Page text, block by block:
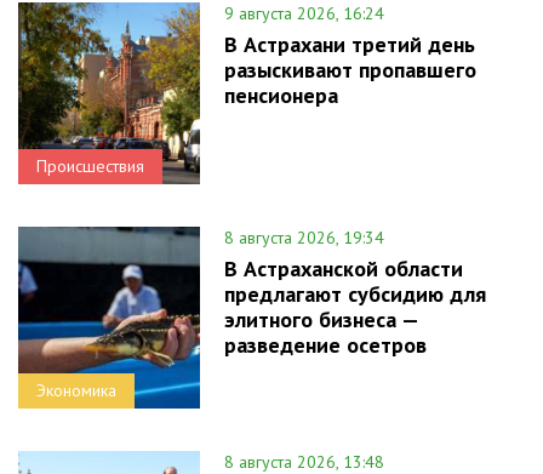
Происшествия
9 августа 2026, 16:24
В Астрахани третий день
разыскивают пропавшего
пенсионера
Экономика
8 августа 2026, 19:34
В Астраханской области
предлагают субсидию для
элитного бизнеса —
разведение осетров
8 августа 2026, 13:48